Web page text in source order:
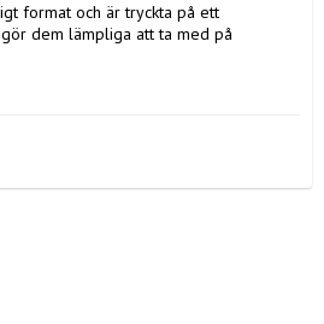
format och är tryckta på ett
dem lämpliga att ta med på